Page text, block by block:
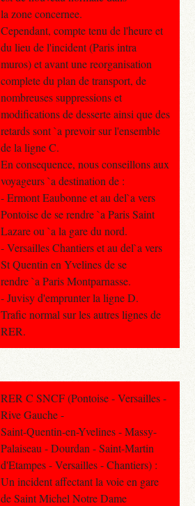
la zone concernee.
Cependant, compte tenu de l'heure et
du lieu de l'incident (Paris intra
muros) et avant une reorganisation
complete du plan de transport, de
nombreuses suppressions et
modifications de desserte ainsi que des
retards sont `a prevoir sur l'ensemble
de la ligne C.
En consequence, nous conseillons aux
voyageurs `a destination de :
- Ermont Eaubonne et au del`a vers
Pontoise de se rendre `a Paris Saint
Lazare ou `a la gare du nord.
- Versailles Chantiers et au del`a vers
St Quentin en Yvelines de se
rendre `a Paris Montparnasse.
- Juvisy d'emprunter la ligne D.
Trafic normal sur les autres lignes de
RER.
RER C SNCF (Pontoise - Versailles -
Rive Gauche -
Saint-Quentin-en-Yvelines - Massy-
Palaiseau - Dourdan - Saint-Martin
d'Etampes - Versailles - Chantiers) :
Un incident affectant la voie en gare
de Saint Michel Notre Dame